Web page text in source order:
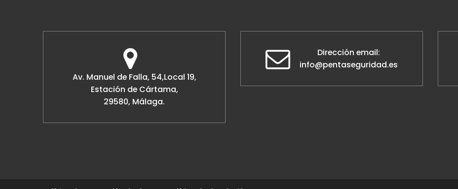
Av. Manuel de Falla, 54,Local 19,
Estación de Cártama,
29580, Málaga.
Dirección email:
info@pentaseguridad.es